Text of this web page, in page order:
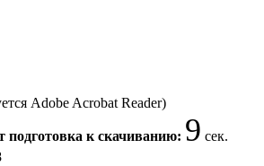
Adobe Acrobat Reader)
подготовка к скачиванию: 9 сек.